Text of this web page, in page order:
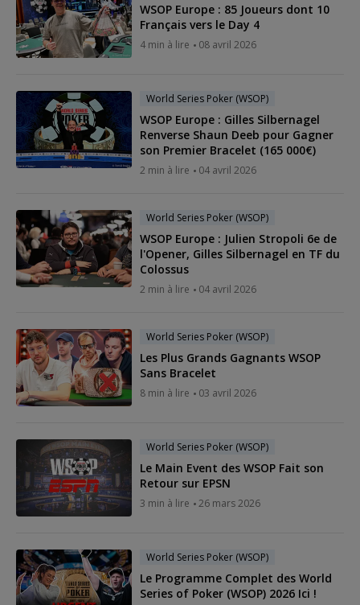
WSOP Europe : 85 Joueurs dont 10
Français vers le Day 4
4 min à lire 08 avril 2026
World Series Poker (WSOP)
WSOP Europe : Gilles Silbernagel
Renverse Shaun Deeb pour Gagner
son Premier Bracelet (165 000€)
2 min à lire 04 avril 2026
World Series Poker (WSOP)
WSOP Europe : Julien Stropoli 6e de
l'Opener, Gilles Silbernagel en TF du
Colossus
2 min à lire 04 avril 2026
World Series Poker (WSOP)
Les Plus Grands Gagnants WSOP
Sans Bracelet
8 min à lire 03 avril 2026
World Series Poker (WSOP)
Le Main Event des WSOP Fait son
Retour sur EPSN
3 min à lire 26 mars 2026
World Series Poker (WSOP)
Le Programme Complet des World
Series of Poker (WSOP) 2026 Ici !